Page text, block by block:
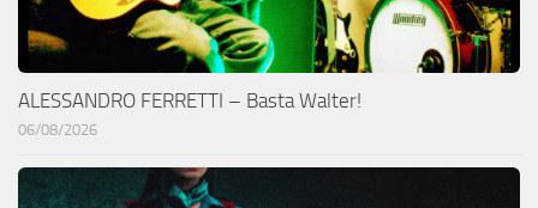
ALESSANDRO FERRETTI – Basta Walter!
06/08/2026